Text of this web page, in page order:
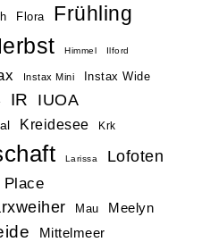
Flora Frühling
Himmel Ilford
Instax Mini
Instax Wide
IR
IUOA
Kreidesee Krk
Larissa Lofoten
Place
Mau Meelyn
Mittelmeer